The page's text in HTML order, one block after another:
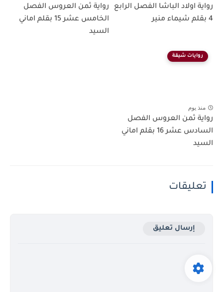
رواية اولاد الباشا الفصل الرابع
4 بقلم شيماء منير
رواية ثمن العروس الفصل
الخامس عشر 15 بقلم اماني
السيد
روايات شيقة
منذ يوم
رواية ثمن العروس الفصل
السادس عشر 16 بقلم اماني
السيد
تعليقات
إرسال تعليق